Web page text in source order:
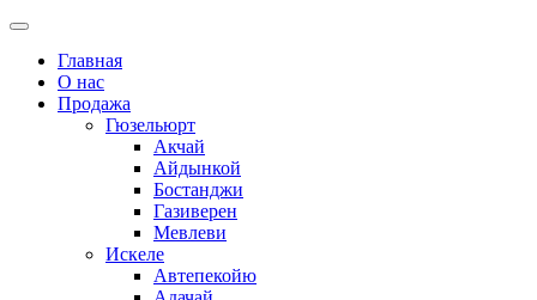
Главная
О нас
Продажа
Гюзельюрт
Акчай
Айдынкой
Бостанджи
Газиверен
Мевлеви
Искеле
Автепекойю